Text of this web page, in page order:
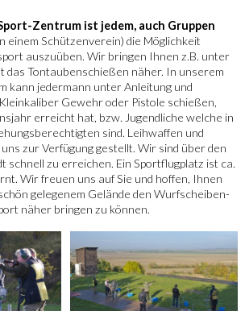
Zentrum ist jedem, auch Gruppen
einem Schützenverein) die Möglichkeit
auszuüben. Wir bringen Ihnen z.B. unter
das Tontaubenschießen näher. In unserem
kann jedermann unter Anleitung und
Gewehr oder Pistole schießen,
erreicht hat, bzw. Jugendliche welche in
sind. Leihwaffen und
zur Verfügung gestellt. Wir sind über den
schnell zu erreichen. Ein Sportflugplatz ist ca.
Wir freuen uns auf Sie und hoffen, Ihnen
gelegenem Gelände den Wurfscheiben-
näher bringen zu können.